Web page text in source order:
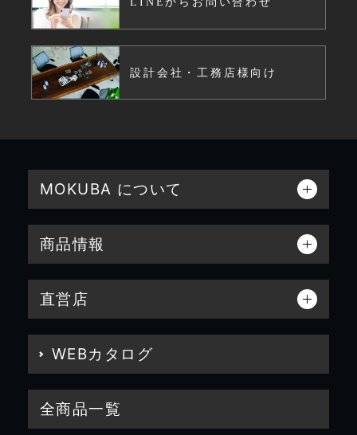
設計会社・工務店様向け
MOKUBA について
商品情報
直営店
WEBカタログ
全商品一覧